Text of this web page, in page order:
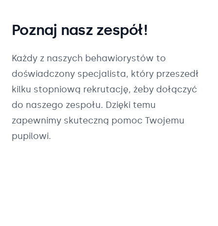
Poznaj nasz zespół!
Każdy z naszych behawiorystów to
doświadczony specjalista, który przeszedł
kilku stopniową rekrutację, żeby dołączyć
do naszego zespołu. Dzięki temu
zapewnimy skuteczną pomoc Twojemu
pupilowi.